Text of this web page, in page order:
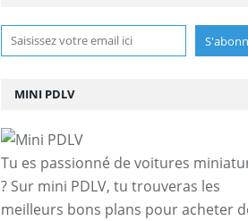
MINI PDLV
Tu es passionné de voitures
? Sur mini PDLV, tu trouveras les
meilleurs bons plans pour acheter